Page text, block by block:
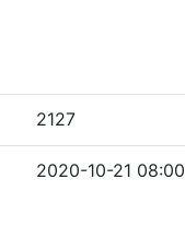
2127
2020-10-21 08:00